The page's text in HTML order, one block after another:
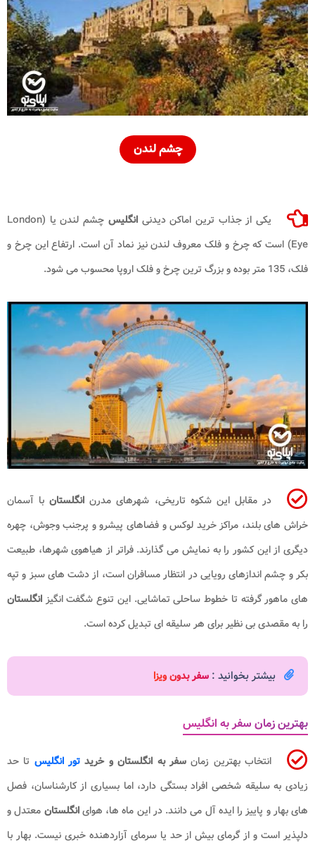
چشم لندن
یکی از جذاب ترین اماکن دیدنیانگلیس
چشم لندن یا (London
Eye) است که چرخ و فلک معروف لندن نیز نماد آن است. ارتفاع این چرخ و
فلک، 135 متر بوده و بزرگ ترین چرخ و فلک اروپا محسوب می شود.
در مقابل این شکوه تاریخی، شهرهای مدرن انگلستان با آسمان
خراش های بلند، مراکز خرید لوکس و فضاهای پیشرو و پرجنب وجوش، چهره
دیگری از این کشور را به نمایش می گذارند. فراتر از هیاهوی شهرها، طبیعت
بکر و چشم اندازهای رویایی در انتظار مسافران است، از دشت های سبز و تپه
های ماهور گرفته تا خطوط ساحلی تماشایی. این تنوع شگفت انگیز انگلستان
را به مقصدی بی نظیر برای هر سلیقه ای تبدیل کرده است.
بیشتر بخوانید : سفر بدون ویزا
بهترین زمان سفر به انگلیس
انتخاب بهترین زمانسفر به انگلستان و خرید تور انگلیس تا حد
زیادی به سلیقه شخصی افراد بستگی دارد، اما بسیاری از کارشناسان، فصل
های بهار و پاییز را ایده آل می دانند. در این ماه ها، هوایانگلستان معتدل و
دلپذیر است و از گرمای بیش از حد یا سرمای آزاردهنده خبری نیست. بهار با